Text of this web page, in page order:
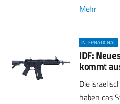
Mehr
INTERNATIONAL
IDF:
kommt
Die
haben das